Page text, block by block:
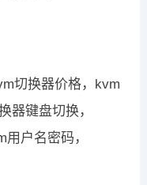
切换器价格，kvm
器键盘切换，
户名密码，